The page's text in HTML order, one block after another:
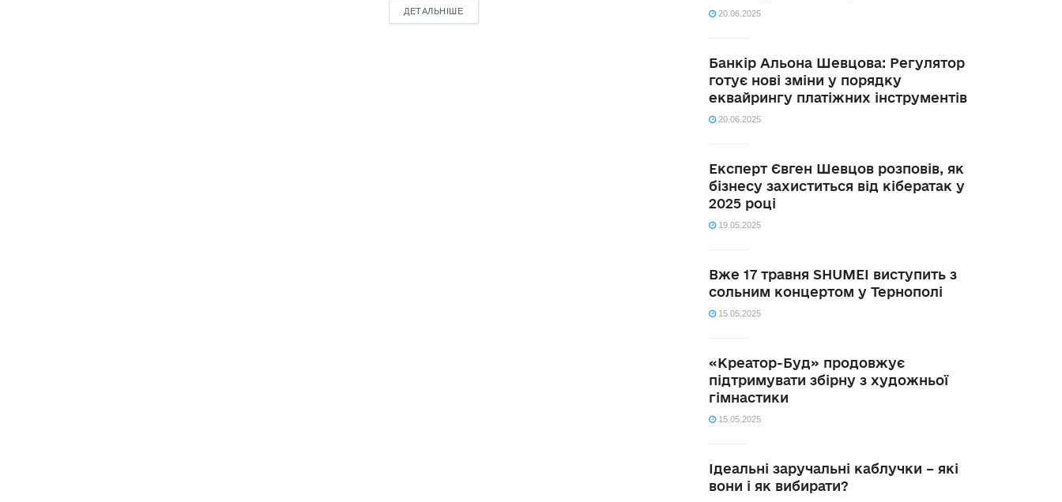
ДЕТАЛЬНІШЕ 20.06.2025
Банкір Альона Шевцова: Регулятор
готує нові зміни у порядку
еквайрингу платіжних інструментів
20.06.2025
Експерт Євген Шевцов розповів, як
бізнесу захиститься від кібератак у
2025 році
19.05.2025
Вже 17 травня SHUMEI виступить з
сольним концертом у Тернополі
15.05.2025
«Креатор-Буд» продовжує
підтримувати збірну з художньої
гімнастики
15.05.2025
Ідеальні заручальні каблучки – які
вони і як вибирати?